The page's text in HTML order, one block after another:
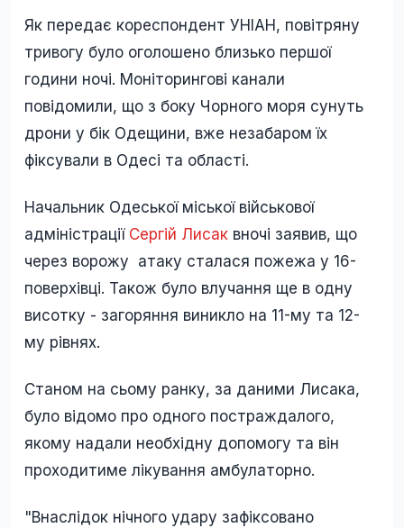
Як передає кореспондент УНІАН, повітряну
тривогу було оголошено близько першої
години ночі. Моніторингові канали
повідомили, що з боку Чорного моря сунуть
дрони у бік Одещини, вже незабаром їх
фіксували в Одесі та області.
Начальник Одеської міської військової
адміністрації Сергій Лисак вночі заявив, що
через ворожу атаку сталася пожежа у 16-
поверхівці. Також було влучання ще в одну
висотку - загоряння виникло на 11-му та 12-
му рівнях.
Станом на сьому ранку, за даними Лисака,
було відомо про одного постраждалого,
якому надали необхідну допомогу та він
проходитиме лікування амбулаторно.
"Внаслідок нічного удару зафіксовано